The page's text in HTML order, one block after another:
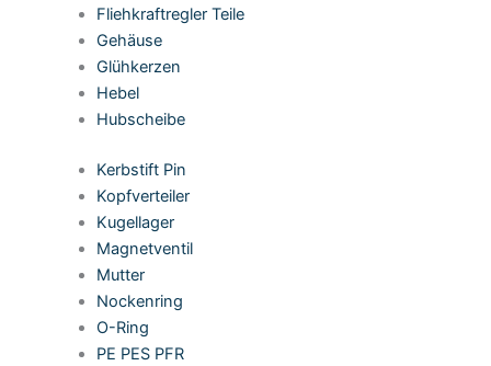
Fliehkraftregler Teile
Gehäuse
Glühkerzen
Hebel
Hubscheibe
Kerbstift Pin
Kopfverteiler
Kugellager
Magnetventil
Mutter
Nockenring
O-Ring
PE PES PFR